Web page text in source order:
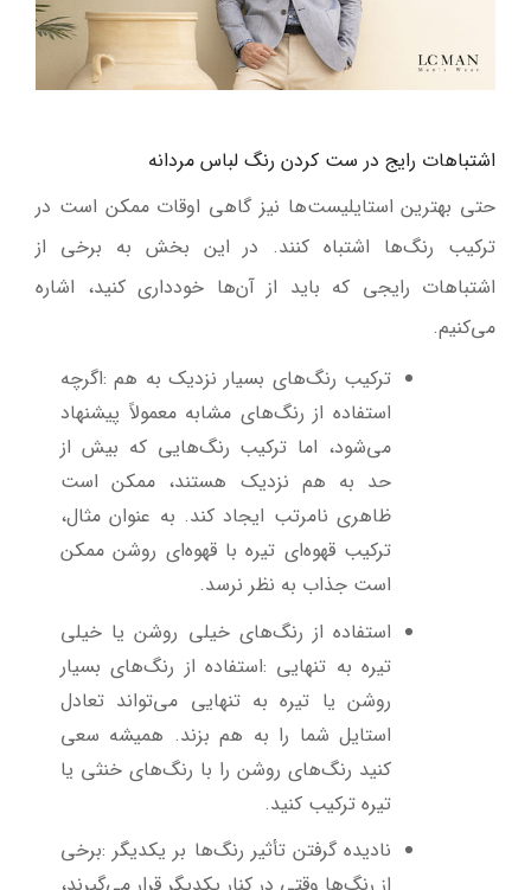
اشتباهات رایج در ست کردن رنگ لباس مردانه
حتی بهترین استایلیست‌ها نیز گاهی اوقات ممکن است در
ترکیب رنگ‌ها اشتباه کنند. در این بخش به برخی از
اشتباهات رایجی که باید از آن‌ها خودداری کنید، اشاره
می‌کنیم.
ترکیب رنگ‌های بسیار نزدیک به هم:اگرچه
استفاده از رنگ‌های مشابه معمولاً پیشنهاد
می‌شود، اما ترکیب رنگ‌هایی که بیش از
حد به هم نزدیک هستند، ممکن است
ظاهری نامرتب ایجاد کند. به عنوان مثال،
ترکیب قهوه‌ای تیره با قهوه‌ای روشن ممکن
است جذاب به نظر نرسد.
استفاده از رنگ‌های خیلی روشن یا خیلی
تیره به تنهایی :استفاده از رنگ‌های بسیار
روشن یا تیره به تنهایی می‌تواند تعادل
استایل شما را به هم بزند. همیشه سعی
کنید رنگ‌های روشن را با رنگ‌های خنثی یا
تیره ترکیب کنید.
نادیده گرفتن تأثیر رنگ‌ها بر یکدیگر:برخی